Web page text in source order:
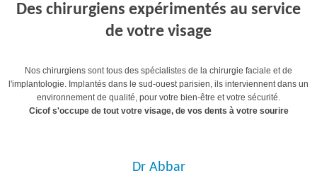
Des chirurgiens expérimentés au service
de votre visage
Nos chirurgiens sont tous des spécialistes de la chirurgie faciale et de
l'implantologie. Implantés dans le sud-ouest parisien, ils interviennent dans un
environnement de qualité, pour votre bien-être et votre sécurité.
Cicof s'occupe de tout votre visage, de vos dents à votre sourire
Dr Abbar